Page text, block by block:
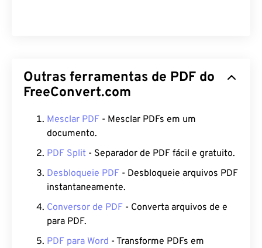
Outras ferramentas de PDF do
FreeConvert.com
Mesclar PDF - Mesclar PDFs em um
documento.
PDF Split - Separador de PDF fácil e gratuito.
Desbloqueie PDF - Desbloqueie arquivos PDF
instantaneamente.
Conversor de PDF - Converta arquivos de e
para PDF.
PDF para Word - Transforme PDFs em